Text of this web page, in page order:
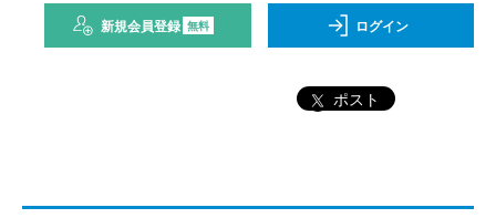
新規会員登録 無料 ログイン
ポスト